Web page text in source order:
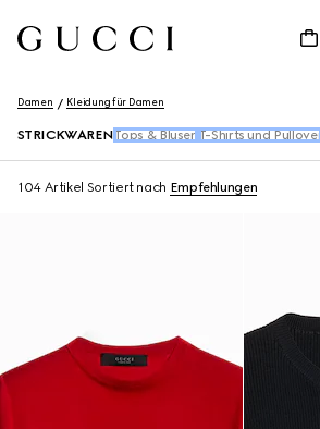
Damen Kleidung für Damen
STRICKWAREN Tops & Blusen​ T-Shirts und Pullover
104 Artikel Sortiert nach Empfehlungen